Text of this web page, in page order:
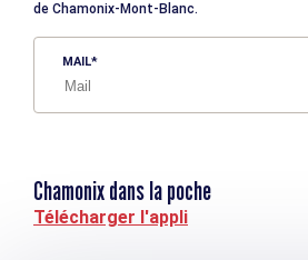
de Chamonix-Mont-Blanc.
MAIL
Chamonix dans la poche
Télécharger l'appli